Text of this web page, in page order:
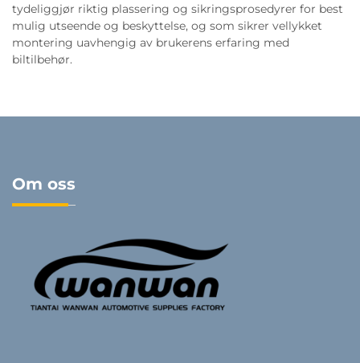
tydeliggjør riktig plassering og sikringsprosedyrer for best
mulig utseende og beskyttelse, og som sikrer vellykket
montering uavhengig av brukerens erfaring med
biltilbehør.
Om oss